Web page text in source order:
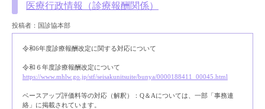
医療行政情報（診療報酬関係）
投稿者：国診協本部
令和6年度診療報酬改定に関する対応について
令和６年度診療報酬改定について
https://www.mhlw.go.jp/stf/seisakunitsuite/bunya/0000188411_00045.html
ベースアップ評価料等の対応（解釈）：Q＆Aについては、一部「事務連
絡」に掲載されています。